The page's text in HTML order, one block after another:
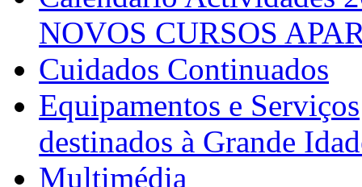
NOVOS CURSOS
Cuidados Continuados
Equipamentos e Serviços
destinados à Grande
Multimédia